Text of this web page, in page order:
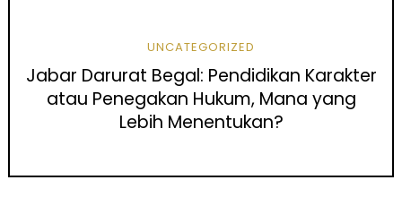
UNCATEGORIZED
Jabar Darurat Begal: Pendidikan Karakter
atau Penegakan Hukum, Mana yang
Lebih Menentukan?